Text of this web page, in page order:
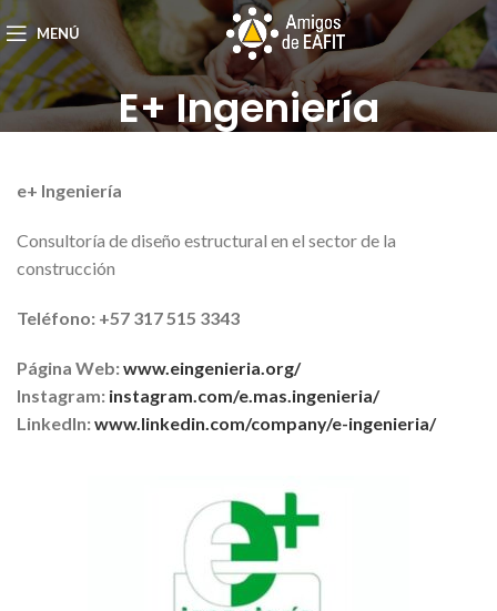
MENÚ
E+ Ingeniería
e+ Ingeniería
Consultoría de diseño estructural en el sector de la
construcción
Teléfono: +57 317 515 3343
Página Web:www.eingenieria.org/
Instagram: instagram.com/e.mas.ingenieria/
LinkedIn:www.linkedin.com/company/e-ingenieria/